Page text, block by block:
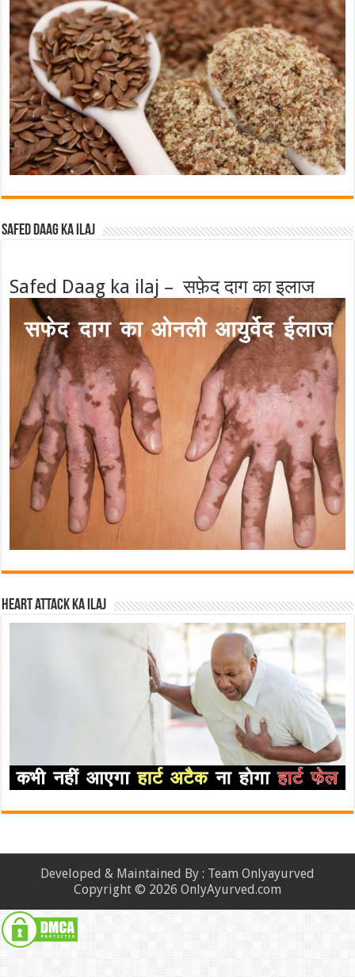
Safed Daag ka ilaj
Safed Daag ka ilaj – सफ़ेद दाग का इलाज
Heart attack ka ilaj
Developed & Maintained By : Team Onlyayurved
Copyright © 2026 OnlyAyurved.com